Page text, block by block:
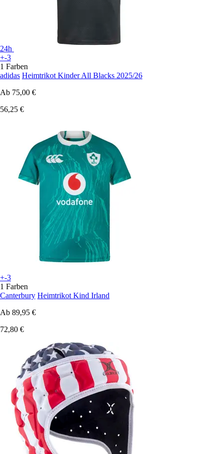
24h
+-3
1 Farben
adidas Heimtrikot Kinder All Blacks 2025/26
Ab 75,00 €
56,25 €
+-3
1 Farben
Canterbury Heimtrikot Kind Irland
Ab 89,95 €
72,80 €